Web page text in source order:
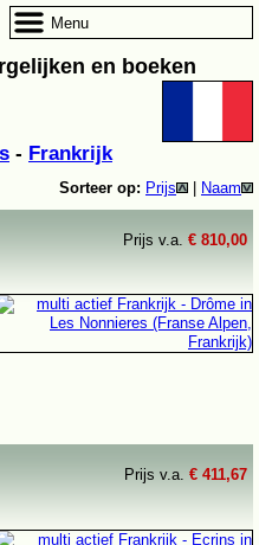
en boeken
- Frankrijk
Sorteer op: Prijs Naam
Prijs v.a. € 810,00
Prijs v.a. € 411,67
Menu